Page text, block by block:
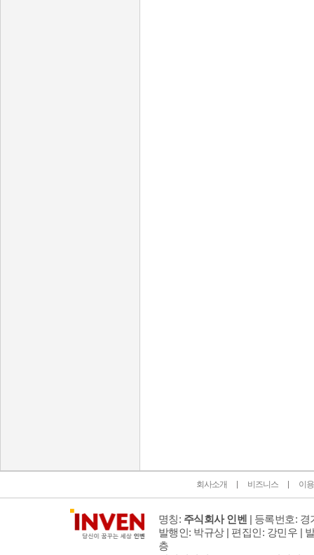
회사소개 비즈니스 이
명칭: 주식회사 인벤 | 등록번호: 경
발행인: 박규상 | 편집인: 강민우 |
층